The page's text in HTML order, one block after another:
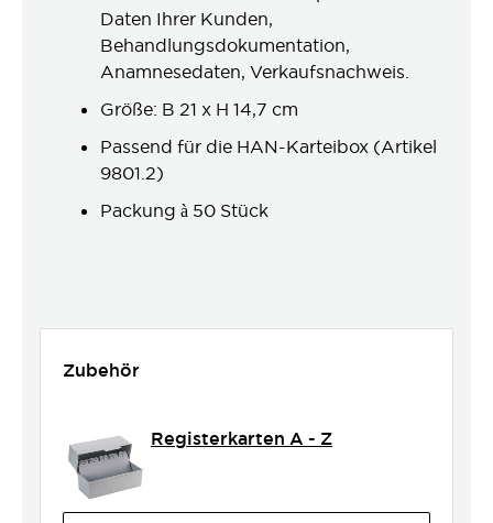
Daten Ihrer Kunden,
Behandlungsdokumentation,
Anamnesedaten, Verkaufsnachweis.
Größe: B 21 x H 14,7 cm
Passend für die HAN-Karteibox (Artikel
9801.2)
Packung à 50 Stück
Zubehör
Registerkarten A - Z